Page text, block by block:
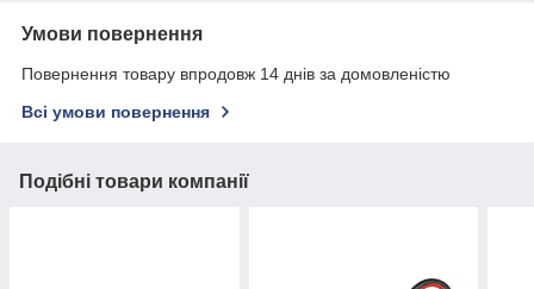
Умови повернення
Повернення товару впродовж 14 днів за домовленістю
Всі умови повернення
Подібні товари компанії